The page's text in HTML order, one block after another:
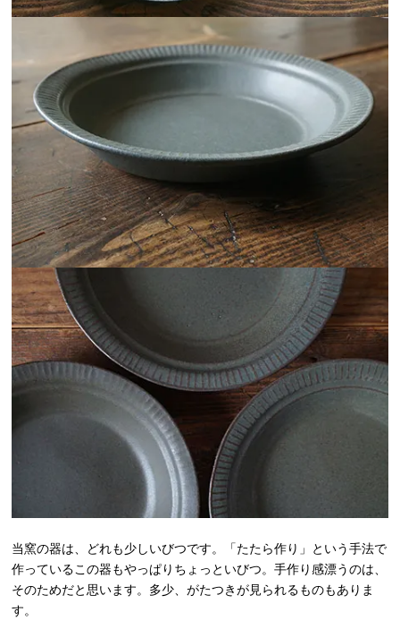
当窯の器は、どれも少しいびつです。「たたら作り」という手法で
作っているこの器もやっぱりちょっといびつ。手作り感漂うのは、
そのためだと思います。多少、がたつきが見られるものもありま
す。